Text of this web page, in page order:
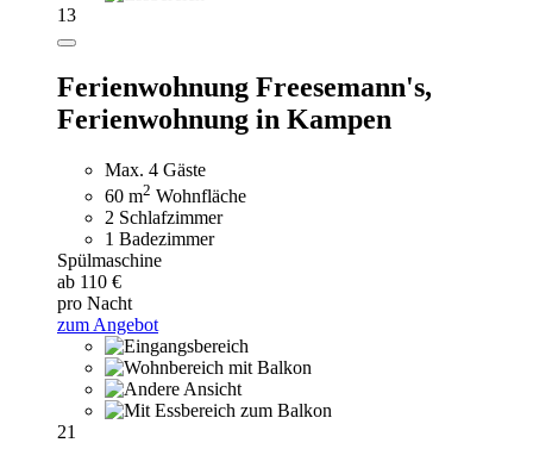
13
Ferienwohnung Freesemann's,
Ferienwohnung in Kampen
Max. 4 Gäste
60 m2 Wohnfläche
2 Schlafzimmer
1 Badezimmer
Spülmaschine
ab 110 €
pro Nacht
zum Angebot
21